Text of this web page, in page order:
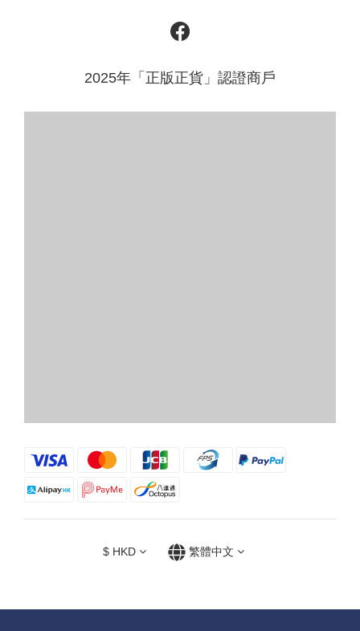
2025年「正版正貨」認證商戶
$ HKD 繁體中文